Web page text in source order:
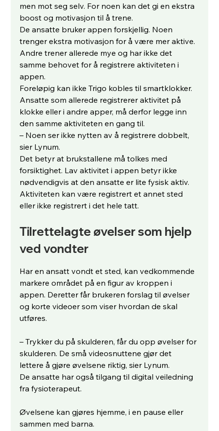
men mot seg selv. For noen kan det gi en ekstra
boost og motivasjon til å trene.
De ansatte bruker appen forskjellig. Noen
trenger ekstra motivasjon for å være mer aktive.
Andre trener allerede mye og har ikke det
samme behovet for å registrere aktiviteten i
appen.
Foreløpig kan ikke Trigo kobles til smartklokker.
Ansatte som allerede registrerer aktivitet på
klokke eller i andre apper, må derfor legge inn
den samme aktiviteten en gang til.
– Noen ser ikke nytten av å registrere dobbelt,
sier Lynum.
Det betyr at brukstallene må tolkes med
forsiktighet. Lav aktivitet i appen betyr ikke
nødvendigvis at den ansatte er lite fysisk aktiv.
Aktiviteten kan være registrert et annet sted
eller ikke registrert i det hele tatt.
Tilrettelagte øvelser som hjelp
ved vondter
Har en ansatt vondt et sted, kan vedkommende
markere området på en figur av kroppen i
appen. Deretter får brukeren forslag til øvelser
og korte videoer som viser hvordan de skal
utføres.
– Trykker du på skulderen, får du opp øvelser for
skulderen. De små videosnuttene gjør det
lettere å gjøre øvelsene riktig, sier Lynum.
De ansatte har også tilgang til digital veiledning
fra fysioterapeut.
Øvelsene kan gjøres hjemme, i en pause eller
sammen med barna.